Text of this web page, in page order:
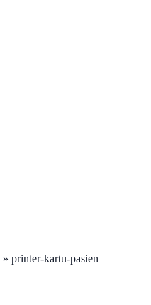
» printer-kartu-pasien